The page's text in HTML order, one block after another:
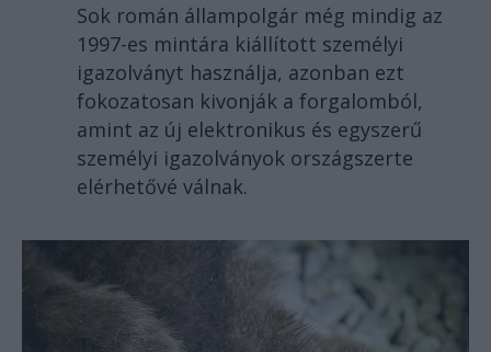
Sok román állampolgár még mindig az
1997-es mintára kiállított személyi
igazolványt használja, azonban ezt
fokozatosan kivonják a forgalomból,
amint az új elektronikus és egyszerű
személyi igazolványok országszerte
elérhetővé válnak.